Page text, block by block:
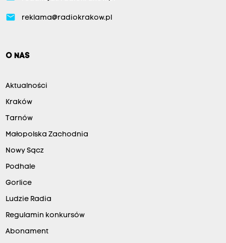
email reklama@radiokrakow.pl
O NAS
Aktualności
Kraków
Tarnów
Małopolska Zachodnia
Nowy Sącz
Podhale
Gorlice
Ludzie Radia
Regulamin konkursów
Abonament